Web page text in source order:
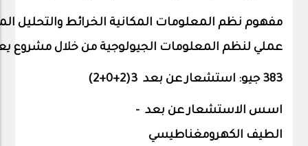
مفهوم نظم المعلومات المكانية الخرائط والتحليل
عملي لنظم المعلومات الجيولوجية من خلال مشروع
383 جيو: استشعار عن بعد 3(2+0+ 2
)
اسس الاستشعار عن بعد -
الطيف الكهرومغناطيسي